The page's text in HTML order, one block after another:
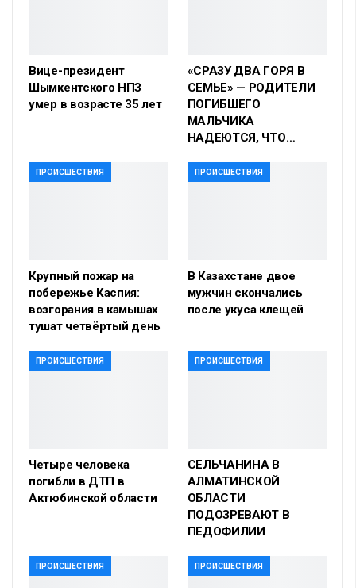
Вице-президент
Шымкентского НПЗ
умер в возрасте 35 лет
«СРАЗУ ДВА ГОРЯ В
СЕМЬЕ» — РОДИТЕЛИ
ПОГИБШЕГО
МАЛЬЧИКА
НАДЕЮТСЯ, ЧТО…
ПРОИСШЕСТВИЯ
Крупный пожар на
побережье Каспия:
возгорания в камышах
тушат четвёртый день
ПРОИСШЕСТВИЯ
В Казахстане двое
мужчин скончались
после укуса клещей
ПРОИСШЕСТВИЯ
Четыре человека
погибли в ДТП в
Актюбинской области
ПРОИСШЕСТВИЯ
СЕЛЬЧАНИНА В
АЛМАТИНСКОЙ
ОБЛАСТИ
ПОДОЗРЕВАЮТ В
ПЕДОФИЛИИ
ПРОИСШЕСТВИЯ ПРОИСШЕСТВИЯ